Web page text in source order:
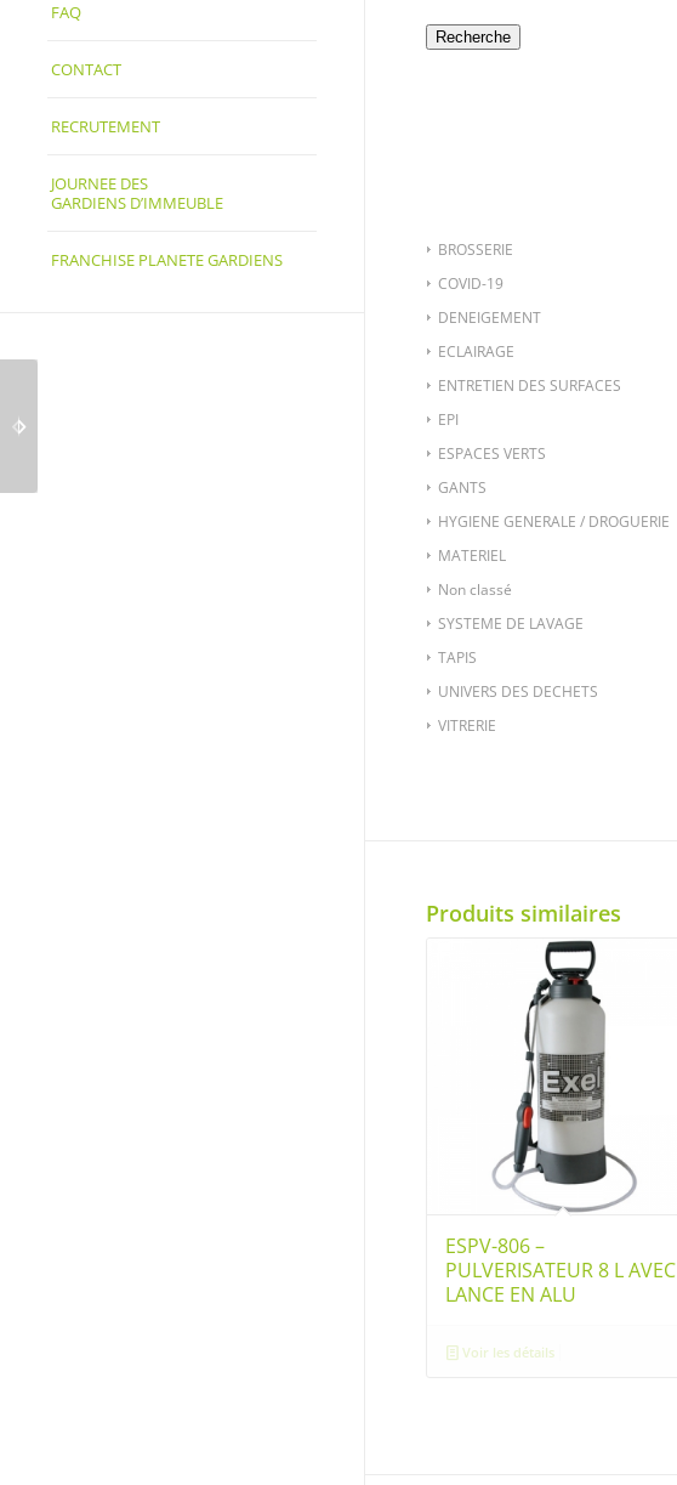
FAQ
CONTACT
RECRUTEMENT
JOURNEE DES
GARDIENS D’IMMEUBLE
FRANCHISE PLANETE GARDIENS
Recherche
BROSSERIE
COVID-19
DENEIGEMENT
ECLAIRAGE
ENTRETIEN DES SURFACES
EPI
ESPACES VERTS
GANTS
HYGIENE GENERALE / DROGUERIE
MATERIEL
Non classé
SYSTEME DE LAVAGE
TAPIS
UNIVERS DES DECHETS
VITRERIE
Produits similaires
ESPV-806 –
PULVERISATEUR 8 L AVEC
LANCE EN ALU
Voir les détails